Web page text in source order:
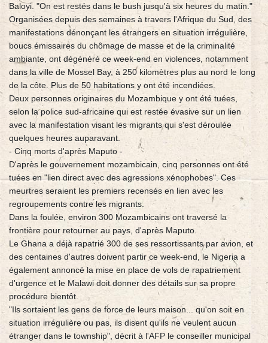
Baloyi. "On est restés dans le bush jusqu'à six heures du matin."
Organisées depuis des semaines à travers l'Afrique du Sud, des
manifestations dénonçant les étrangers en situation irrégulière,
boucs émissaires du chômage de masse et de la criminalité
ambiante, ont dégénéré ce week-end en violences, notamment
dans la ville de Mossel Bay, à 250 kilomètres plus au nord le long
de la côte. Plus de 50 habitations y ont été incendiées.
Deux personnes originaires du Mozambique y ont été tuées,
selon la police sud-africaine qui est restée évasive sur un lien
avec la manifestation visant les migrants qui s'est déroulée
quelques heures auparavant.
- Cinq morts d'après Maputo -
D'après le gouvernement mozambicain, cinq personnes ont été
tuées en "lien direct avec des agressions xénophobes". Ces
meurtres seraient les premiers recensés en lien avec les
regroupements contre les migrants.
Dans la foulée, environ 300 Mozambicains ont traversé la
frontière pour retourner au pays, d'après Maputo.
Le Ghana a déjà rapatrié 300 de ses ressortissants par avion, et
des centaines d'autres doivent partir ce week-end, le Nigeria a
également annoncé la mise en place de vols de rapatriement
d'urgence et le Malawi doit donner des détails sur sa propre
procédure bientôt.
"Ils sortaient les gens de force de leurs maison... qu'on soit en
situation irrégulière ou pas, ils disent qu'ils ne veulent aucun
étranger dans le township", décrit à l'AFP le conseiller municipal